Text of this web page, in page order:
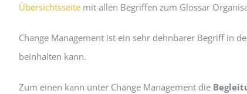
Übersichtsseitemit allen Begriffen zum Glossar
Change Management ist ein sehr dehnbarer Begriff in
beinhalten kann.
Zum einen kann unter Change Management die